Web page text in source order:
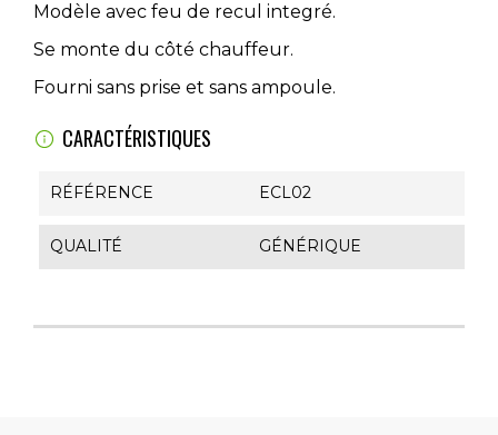
Modèle avec feu de recul integré.
Se monte du côté chauffeur.
Fourni sans prise et sans ampoule.
CARACTÉRISTIQUES
RÉFÉRENCE ECL02
QUALITÉ GÉNÉRIQUE